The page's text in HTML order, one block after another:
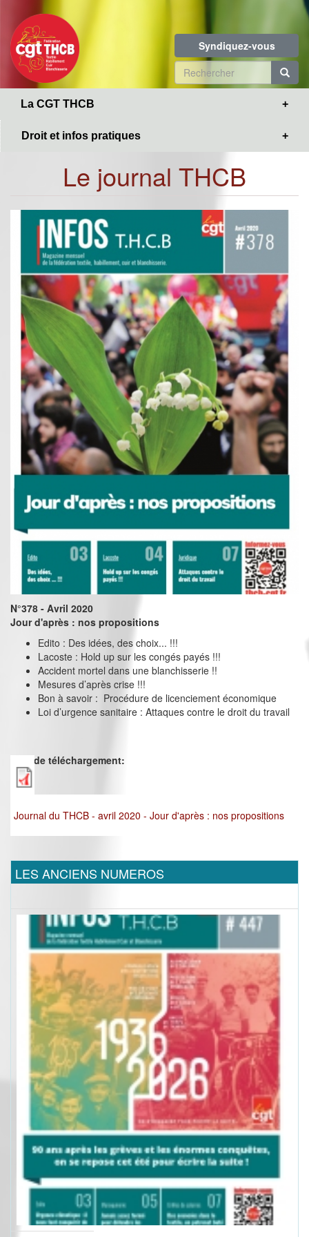
contenu
principal
Syndiquez-vous
Formulaire
de
La CGT THCB
Droit et infos pratiques
Le journal THCB
N°378 - Avril 2020
Jour d'après : nos propositions
Edito : Des idées, des choix... !!!
Lacoste : Hold up sur les congés payés !!!
Accident mortel dans une blanchisserie !!
Mesures d’après crise !!!
Bon à savoir : Procédure de licenciement économique
Loi d’urgence sanitaire : Attaques contre le droit du travail
Lien de téléchargement:
Journal du THCB - avril 2020 - Jour d'après : nos propositions
LES ANCIENS NUMEROS